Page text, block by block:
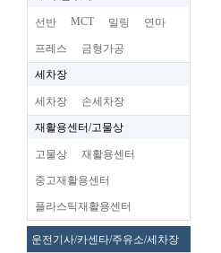
선반 MCT 밀링 연마
프레스 금형가공
세차장
세차장 손세차장
재활용센터/고물상
고물상 재활용센터
중고재활용센터
플라스틱재활용센터
운전기사/카센타/주유소/세차장